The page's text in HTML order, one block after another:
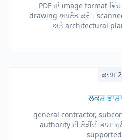
PDF ਜਾਂ image format
drawing ਅਪਲੋਡ ਕਰੋ।
ਅਤੇ architectural
ਕਦਮ 2
ਲਕਸ਼
general contractor,
authority ਦੀ ਲੋੜੀਂਦੀ ਭਾਸ਼ਾ